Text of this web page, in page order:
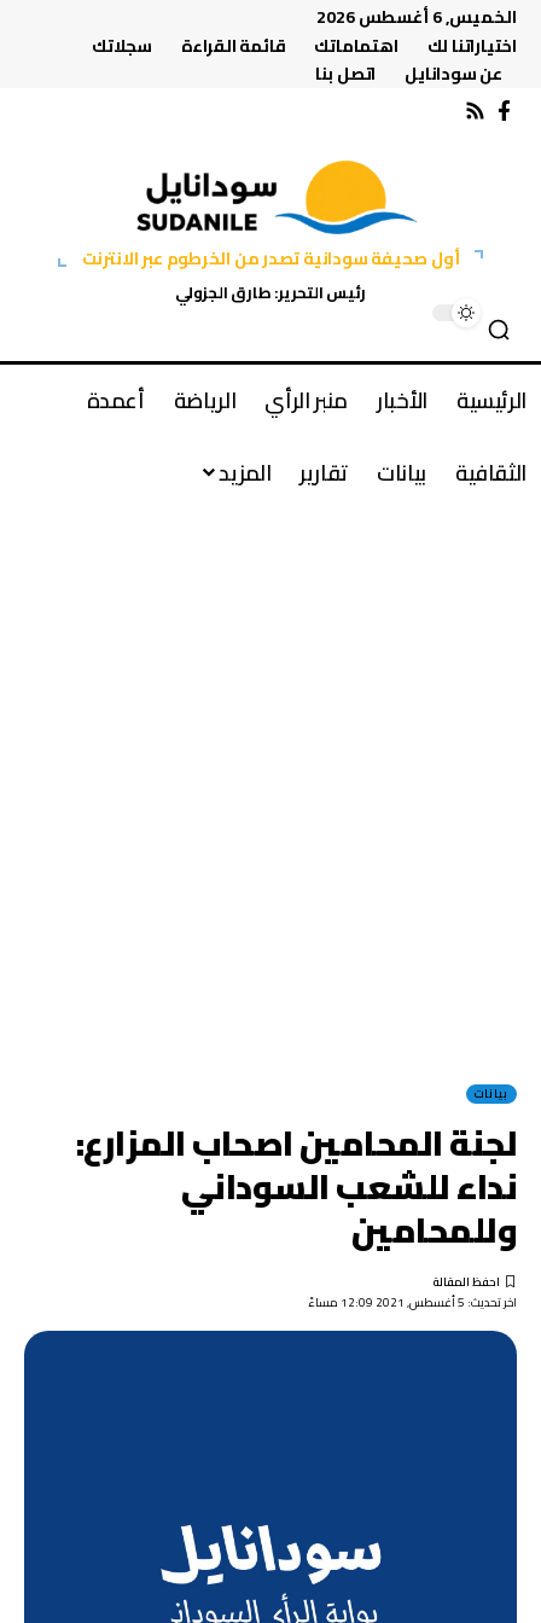
الخميس, 6 أغسطس 2026
اختياراتنا لك
اهتماماتك قائمة القراءة
سجلاتك
عن سودانايل
اتصل بنا
أول صحيفة سودانية تصدر من الخرطوم عبر الانترنت
رئيس التحرير: طارق الجزولي
الرئيسية الأخبار منبر الرأي الرياضة
أعمدة
الثقافية
بيانات تقارير المزيد
بيانات
لجنة المحامين اصحاب المزارع:
نداء للشعب السوداني
وللمحامين
اخر تحديث: 5 أغسطس, 2021 12:09 مساءً